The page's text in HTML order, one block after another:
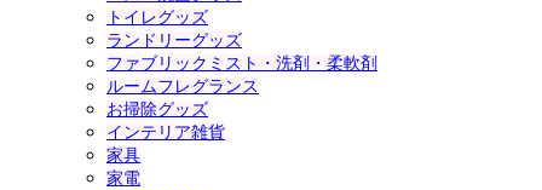
トイレグッズ
ランドリーグッズ
ファブリックミスト・洗剤・柔軟剤
ルームフレグランス
お掃除グッズ
インテリア雑貨
家具
家電